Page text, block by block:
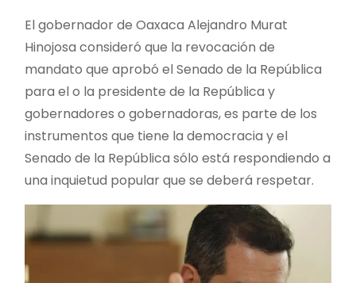
El gobernador de Oaxaca Alejandro Murat
Hinojosa consideró que la revocación de
mandato que aprobó el Senado de la República
para el o la presidente de la República y
gobernadores o gobernadoras, es parte de los
instrumentos que tiene la democracia y el
Senado de la República sólo está respondiendo a
una inquietud popular que se deberá respetar.